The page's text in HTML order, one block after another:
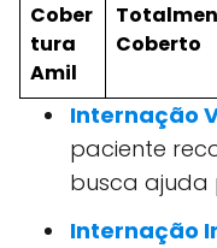
Cober
tura
Amil
Coberto
Internação
paciente
busca ajuda
Internação